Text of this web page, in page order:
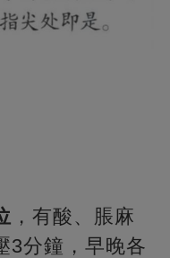
，有酸、脹麻
3分鐘，早晚各